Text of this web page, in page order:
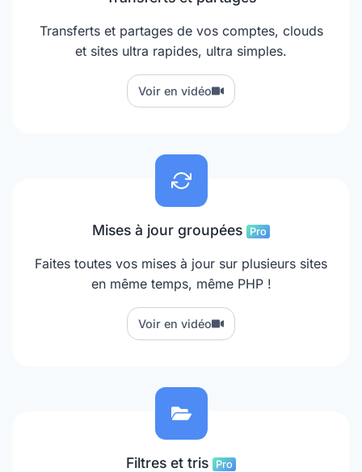
Transferts et partages de vos comptes, clouds
et sites ultra rapides, ultra simples.
Voir en vidéo
Mises à jour groupées Pro
Faites toutes vos mises à jour sur plusieurs sites
en même temps, même PHP !
Voir en vidéo
Filtres et tris Pro